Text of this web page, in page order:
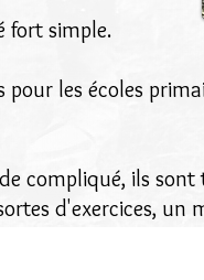
fort simple.
pour les écoles
compliqué, ils
d'exercices,